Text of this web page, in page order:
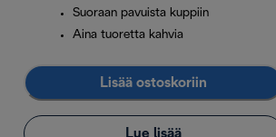
Suoraan pavuista kuppiin
Aina tuoretta kahvia
Lisää ostoskoriin
Lue lisää